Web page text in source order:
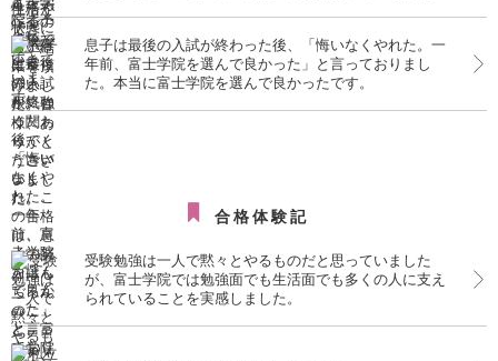
息子は最後の入試が終わった後、「悔いなくやれた。一
年前、富士学院を選んで良かった」と言っておりまし
た。本当に富士学院を選んで良かったです。
合格体験記
受験勉強は一人で黙々とやるものだと思っていました
が、富士学院では勉強面でも生活面でも多くの人に支え
られていることを実感しました。